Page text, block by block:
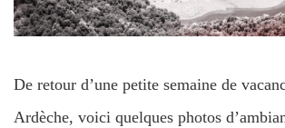
De retour d’une petite semaine de
Ardèche, voici quelques photos